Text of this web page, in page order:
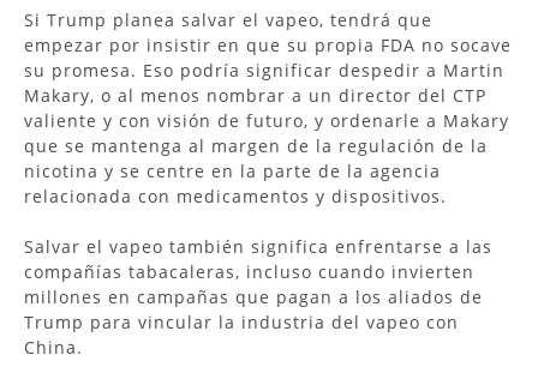
Si Trump planea salvar el vapeo, tendrá que
empezar por insistir en que su propia FDA no socave
su promesa. Eso podría significar despedir a Martin
Makary, o al menos nombrar a un director del CTP
valiente y con visión de futuro, y ordenarle a Makary
que se mantenga al margen de la regulación de la
nicotina y se centre en la parte de la agencia
relacionada con medicamentos y dispositivos.
Salvar el vapeo también significa enfrentarse a las
compañías tabacaleras, incluso cuando invierten
millones en campañas que pagan a los aliados de
Trump para vincular la industria del vapeo con
China.